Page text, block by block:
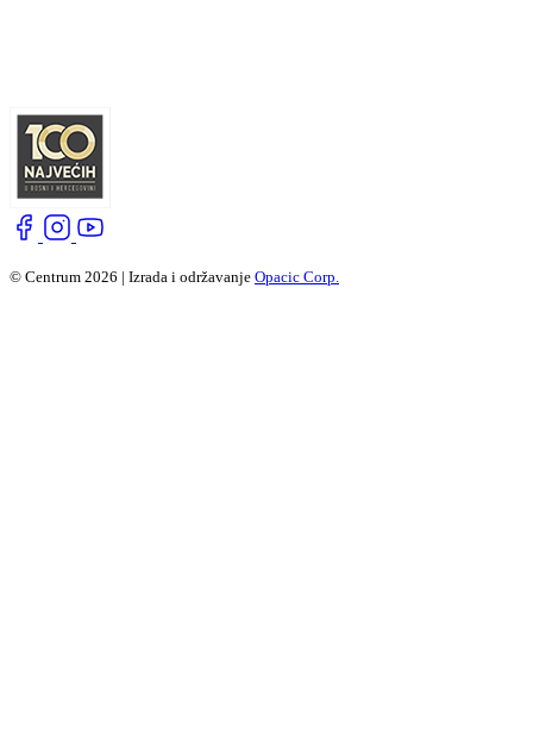
© Centrum 2026 | Izrada i održavanje Opacic Corp.